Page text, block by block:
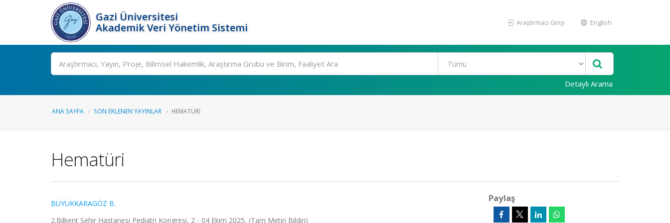
Gazi Üniversitesi
Akademik Veri Yönetim Sistemi
Araştırmacı Girişi English
Ara
Detaylı Arama
ANA SAYFA SON EKLENEN YAYINLAR HEMATÜRI
Hematüri
BÜYÜKKARAGÖZ B.
2.Bilkent Şehir Hastanesi Pediatri Kongresi, 2 - 04 Ekim 2025, (Tam Metin Bildiri)
Paylaş